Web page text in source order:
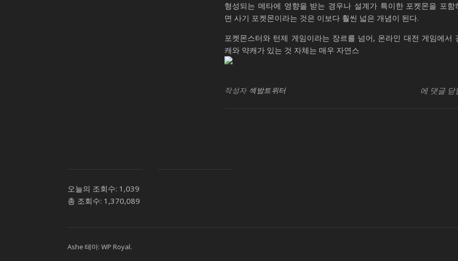
형성되는 메타에 영향을 받는 경우나 설계가 특이한 포켓몬을 포함
면 사기 포켓몬이라는 것은 이보다 훨씬 넓은 개념이 된다.
포켓몬스터와 턴제 게임이라는 장르를 넘어, 온라인 대전 게임에서
캐와 약캐가 있는 것 자체는 매우 자연스
빈
작성자 섹밤트위터 SB유흥지
에 댓글 닫
오늘의 조회수: 1,039
총 조회수: 1,370,089
Ashe 테마: WP Royal.